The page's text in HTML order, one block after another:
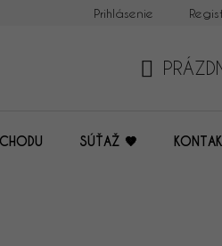
Možnosť platby
Prihlásenie
KOŠÍK
SÚŤAŽ 🤎